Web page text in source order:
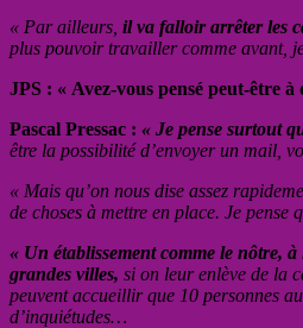
« Par ailleurs, il va falloir arrêter les
plus pouvoir travailler comme avant,
JPS : « Avez-vous pensé peut-être
Pascal Pressac : « Je pense surtout
être la possibilité d’envoyer un mail,
« Mais qu’on nous dise assez
de choses à mettre en place. Je pense
« Un établissement comme le nôtre, à
grandes villes, si on leur enlève de la
peuvent accueillir que 10 personnes
d’inquiétudes…